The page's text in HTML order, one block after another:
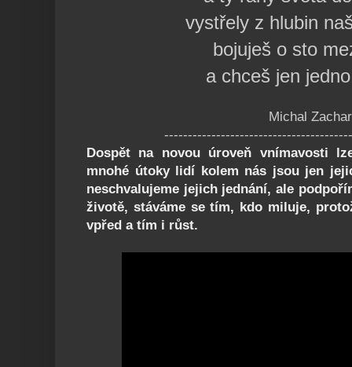
vystřely z hlubin
bojuješ o sto
a chceš jen
Michal Zachar
Dospět na novou úroveň vnímavosti
mnohé útoky lidí kolem nás jsou jen
neschvalujeme jejich jednání, ale
životě, stáváme se tím, kdo miluje,
vpřed a tím i růst.